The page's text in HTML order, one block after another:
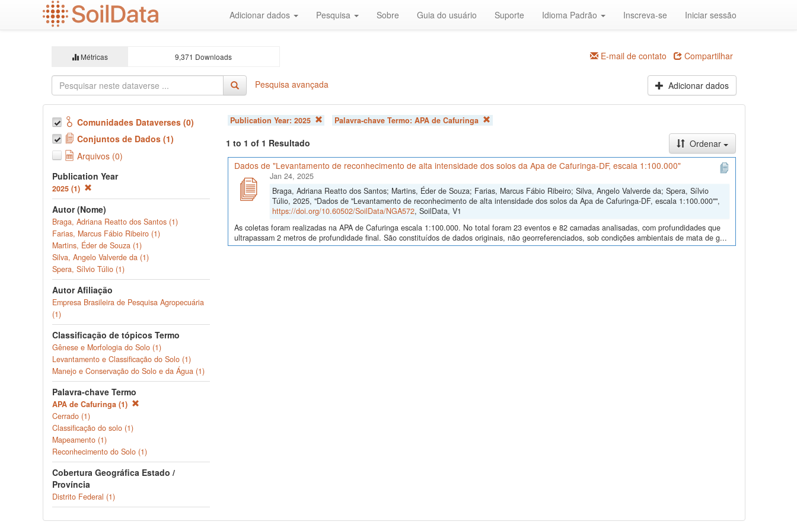
Adicionar dados Pesquisa Sobre Guia do usuário Suporte Idioma Padrão Inscreva-se Iniciar sessão
Métricas 9,371 Downloads E-mail de contato Compartilhar
Pesquisa avançada Adicionar dados
Comunidades Dataverses (0)
Conjuntos de Dados (1)
Arquivos (0)
Publication Year
2025 (1)
Autor (Nome)
Braga, Adriana Reatto dos Santos (1)
Farias, Marcus Fábio Ribeiro (1)
Martins, Éder de Souza (1)
Silva, Angelo Valverde da (1)
Spera, Sílvio Túlio (1)
Autor Afiliação
Empresa Brasileira de Pesquisa Agropecuária
(1)
Classificação de tópicos Termo
Gênese e Morfologia do Solo (1)
Levantamento e Classificação do Solo (1)
Manejo e Conservação do Solo e da Água (1)
Palavra-chave Termo
APA de Cafuringa (1)
Cerrado (1)
Classificação do solo (1)
Mapeamento (1)
Reconhecimento do Solo (1)
Cobertura Geográfica Estado /
Província
Distrito Federal (1)
Publication Year: 2025 Palavra-chave Termo: APA de Cafuringa
1 to 1 of 1 Resultado
Ordenar
Dados de "Levantamento de reconhecimento de alta intensidade dos solos da Apa de Cafuringa-DF, escala 1:100.000"
Jan 24, 2025
Braga, Adriana Reatto dos Santos; Martins, Éder de Souza; Farias, Marcus Fábio Ribeiro; Silva, Angelo Valverde da; Spera, Sílvio
Túlio, 2025, "Dados de "Levantamento de reconhecimento de alta intensidade dos solos da Apa de Cafuringa-DF, escala 1:100.000"",
https://doi.org/10.60502/SoilData/NGA572, SoilData, V1
As coletas foram realizadas na APA de Cafuringa escala 1:100.000. No total foram 23 eventos e 82 camadas analisadas, com profundidades que
ultrapassam 2 metros de profundidade final. São constituídos de dados originais, não georreferenciados, sob condições ambientais de mata de g...